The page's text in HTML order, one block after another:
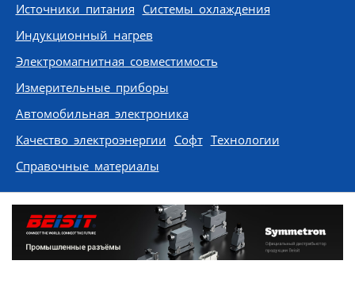
Источники питания Системы охлаждения
Индукционный нагрев
Электромагнитная совместимость
Измерительные приборы
Автомобильная электроника
Качество электроэнергии Софт Технологии
Справочные материалы